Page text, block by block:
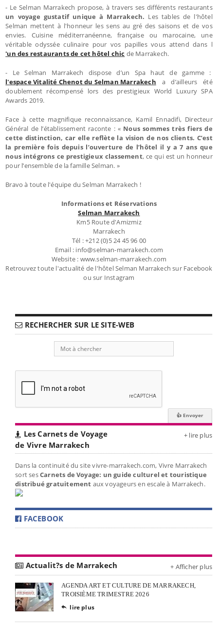
- Le Selman Marrakech propose, à travers ses différents restaurants
un voyage gustatif unique à Marrakech. Les tables de l'hôtel
Selman mettent à l'honneur les sens au gré des saisons et de vos
envies. Cuisine méditerranéenne, française ou marocaine, une
véritable odyssée culinaire pour vos papilles vous attend dans l
'un des restaurants de cet hôtel chic de Marrakech.
- Le Selman Marrakech dispose d’un Spa haut de gamme :
l'espace Vitalité Chenot du Selman Marrakech a d’ailleurs été
doublement récompensé lors des prestigieux World Luxury SPA
Awards 2019.
Face à cette magnifique reconnaissance, Kamil Ennadifi, Directeur
Général de l’établissement raconte : « Nous sommes très fiers de
cette distinction, car elle reflète la vision de nos clients. C’est
la première fois depuis l’ouverture de l’hôtel il y a 7 ans que
nous intégrons ce prestigieux classement, ce qui est un honneur
pour l’ensemble de la famille Selman. »
Bravo à toute l'équipe du Selman Marrakech !
Informations et Réservations
Selman Marrakech
Km5 Route d'Amizmiz
Marrakech
Tél : +212 (0)5 24 45 96 00
Email : info@selman-marrakech.com
Website : www.selman-marrakech.com
Retrouvez toute l'actualité de l'hôtel Selman Marrakech sur Facebook
ou sur Instagram
RECHERCHER SUR LE SITE-WEB
Les Carnets de Voyage
de Vivre Marrakech
+ lire plus
Dans la continuité du site vivre-marrakech.com, Vivre Marrakech
sort sesCarnets de Voyage: un guide culturel et touristique
distribué gratuitement aux voyageurs en escale à Marrakech.
FACEBOOK
Actualit?s de Marrakech + Afficher plus
AGENDA ART ET CULTURE DE MARRAKECH,
TROISIÈME TRIMESTRE 2026
 lire plus